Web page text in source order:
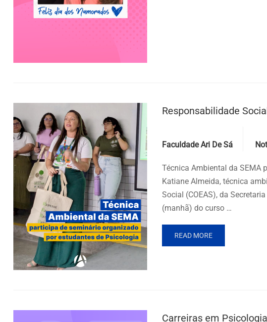
Responsabilidade
Faculdade Ari De Sá
Técnica Ambiental da SEMA
Katiane Almeida, técnica
Social (COEAS), da
(manhã) do curso …
READ MORE
Carreiras em